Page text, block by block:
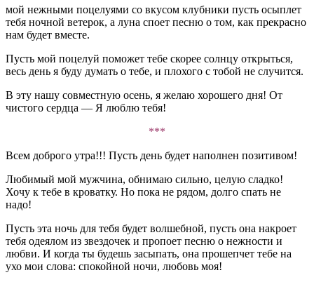
мой нежными поцелуями со вкусом клубники пусть осыплет
тебя ночной ветерок, а луна споет песню о том, как прекрасно
нам будет вместе.
Пусть мой поцелуй поможет тебе скорее солнцу открыться,
весь день я буду думать о тебе, и плохого с тобой не случится.
В эту нашу совместную осень, я желаю хорошего дня! От
чистого сердца — Я люблю тебя!
***
Всем доброго утра!!! Пусть день будет наполнен позитивом!
Любимый мой мужчина, обнимаю сильно, целую сладко!
Хочу к тебе в кроватку. Но пока не рядом, долго спать не
надо!
Пусть эта ночь для тебя будет волшебной, пусть она накроет
тебя одеялом из звездочек и пропоет песню о нежности и
любви. И когда ты будешь засыпать, она прошепчет тебе на
ухо мои слова: спокойной ночи, любовь моя!